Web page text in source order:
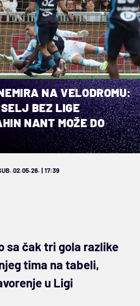
NA VELODROMU:
BEZ LIGE
NANT MOŽE DO
02.05.26. | 17:39
sa čak tri gola razlike
tima na tabeli,
u Ligi